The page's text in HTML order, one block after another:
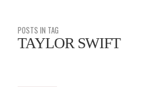
POSTS IN TAG
TAYLOR SWIFT